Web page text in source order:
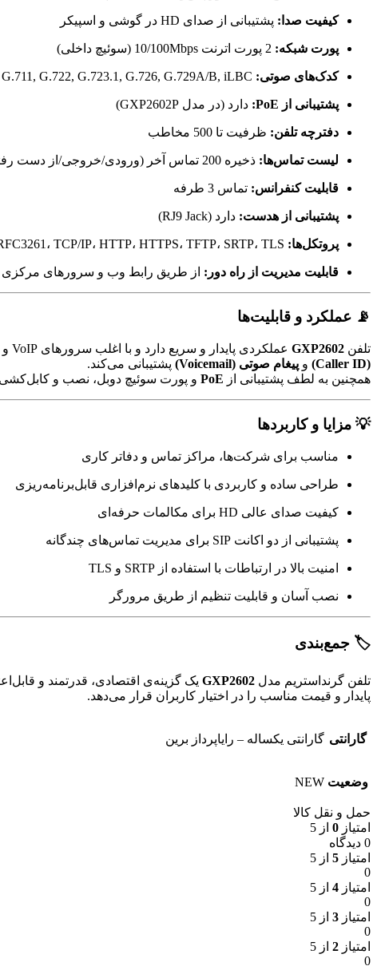
کیفیت صدا: پشتیبانی از صدای HD در گوشی و اسپیکر
پورت شبکه:
کدک‌های صوتی:
پشتیبانی از PoE: دارد (در مدل GXP2602P)
دفترچه تلفن: ظرفیت تا 500 مخاطب
لیست تماس‌ها: ذخیره 200 تماس آخر (ورودی/خروجی/از دست رفته)
قابلیت کنفرانس: تماس 3 طرفه
پشتیبانی از هدست: دارد (RJ9 Jack)
پروتکل‌ها:
قابلیت مدیریت از راه دور: از طریق رابط وب و سرورهای مرکزی
📡 عملکرد و قابلیت‌ها
تلفن GXP2602 عملکردی پایدار و سریع دارد و با اغلب سرورهای VoIP و PBX سازگار است. این تلفن از قابلیت‌هایی مانند
(Caller ID)
و پیغام صوتی (Voicemail)
پشتیبانی می‌کند.
همچنین به لطف پشتیبانی از PoE و پورت سوئیچ دوبل، نصب و
💡 مزایا و کاربردها
مناسب برای شرکت‌ها، مراکز تماس و دفاتر کاری
طراحی ساده و کاربردی با کلیدهای نرم‌افزاری قابل‌برنامه‌ریزی
کیفیت صدای عالی HD برای مکالمات حرفه‌ای
پشتیبانی از دو اکانت SIP برای مدیریت تماس‌های چندگانه
امنیت بالا در ارتباطات با استفاده از SRTP و TLS
نصب آسان و قابلیت تنظیم از طریق مرورگر
🏷️ جمع‌بندی
تلفن گرنداستریم مدل GXP2602 یک گزینه‌ی اقتصادی، قدرتمند و
پایدار و قیمت مناسب را در اختیار کاربران قرار می‌دهد.
گارانتی گارانتی یکساله – رایاپرداز برین
وضعیت NEW
حمل و نقل کالا
امتیاز 0 از 5
0 دیدگاه
امتیاز 5 از 5
0
امتیاز 4 از 5
0
امتیاز 3 از 5
0
امتیاز 2 از 5
0